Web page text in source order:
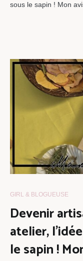
sous le sapin ! Mon
GIRL & BLOGUEUSE
Devenir
atelier,
le sapin !